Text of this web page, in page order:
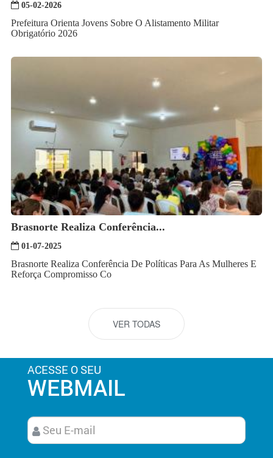
05-02-2026
Prefeitura Orienta Jovens Sobre O Alistamento Militar
Obrigatório 2026
Brasnorte Realiza Conferência...
01-07-2025
Brasnorte Realiza Conferência De Políticas Para As Mulheres E
Reforça Compromisso Co
VER TODAS
ACESSE O SEU
WEBMAIL